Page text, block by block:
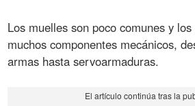
Los muelles son poco comunes y
muchos componentes mecánicos,
armas hasta servoarmaduras.